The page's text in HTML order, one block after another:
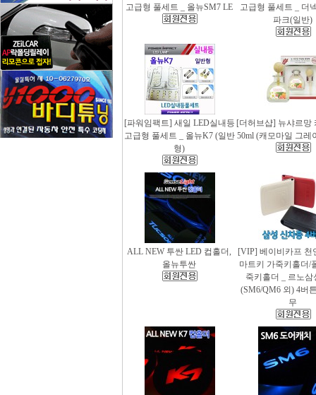
고급형 풀세트 _ 올뉴SM7 LE
고급형 풀세트 _ 더
파크(일반)
[파워임팩트] 새일 LED실내등
고급형 풀세트 _ 올뉴K7 (일반
형)
[더허브샵] 뉴샤르망
50ml (캐모마일 그레
ALL NEW 투싼 LED 컵홀더,
올뉴투싼
[VIP] 베이비카프 천
마트키 가죽키홀더/
죽키홀더 _ 르노삼
(SM6/QM6 외) 4버
무